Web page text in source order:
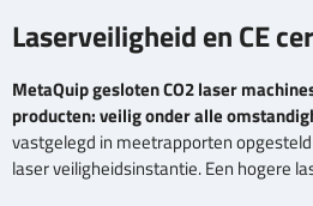
Laserveiligheid en CE
MetaQuip gesloten CO2 laser
producten: veilig onder alle
vastgelegd in meetrapporten
laser veiligheidsinstantie. Een hogere